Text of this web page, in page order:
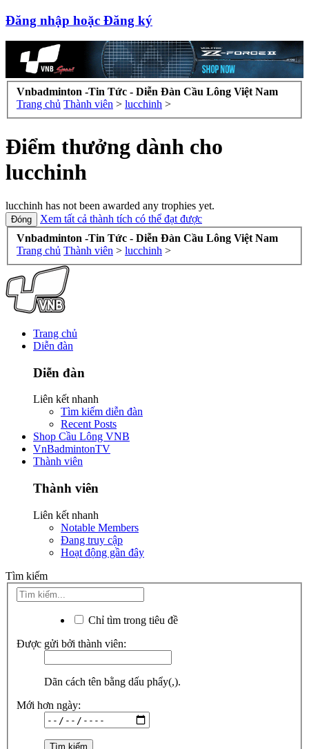
Đăng nhập hoặc Đăng ký
Vnbadminton -Tin Tức - Diễn Đàn Cầu Lông Việt Nam
Trang chủ Thành viên > lucchinh >
Điểm thưởng dành cho
lucchinh
lucchinh has not been awarded any trophies yet.
Xem tất cả thành tích có thể đạt được
Vnbadminton -Tin Tức - Diễn Đàn Cầu Lông Việt Nam
Trang chủ Thành viên > lucchinh >
Trang chủ
Diễn đàn
Diễn đàn
Liên kết nhanh
Tìm kiếm diễn đàn
Recent Posts
Shop Cầu Lông VNB
VnBadmintonTV
Thành viên
Thành viên
Liên kết nhanh
Notable Members
Đang truy cập
Hoạt động gần đây
Tìm kiếm
Chỉ tìm trong tiêu đề
Được gửi bởi thành viên:
Dãn cách tên bằng dấu phẩy(,).
Mới hơn ngày: